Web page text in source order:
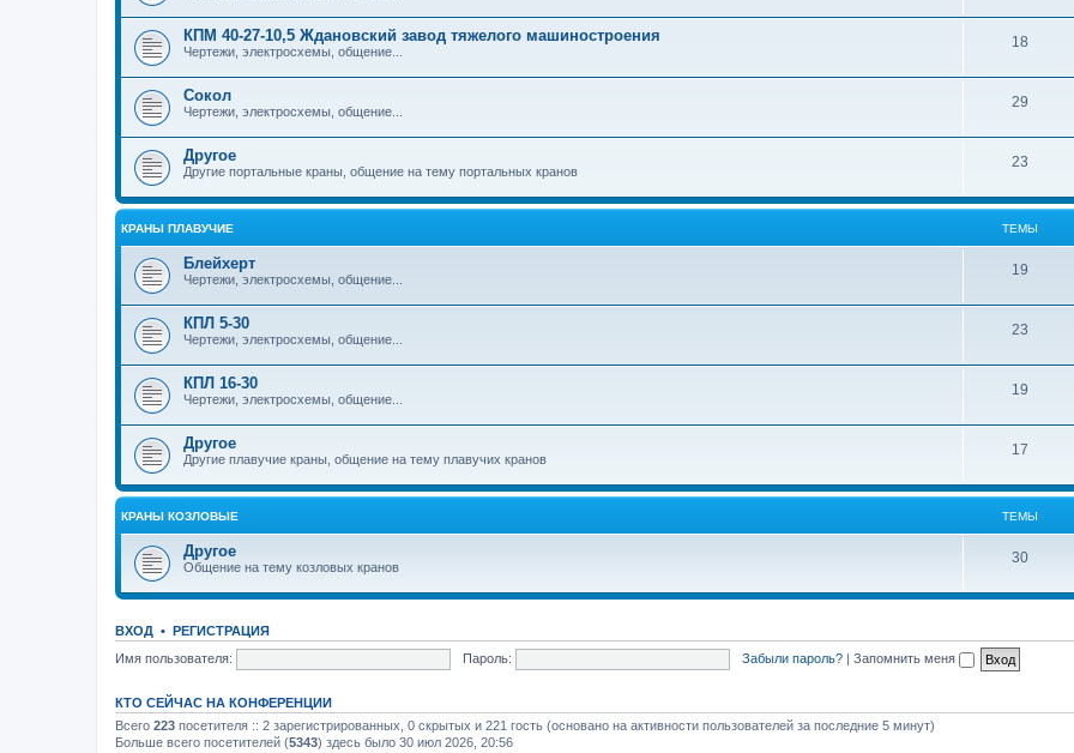
КПМ 40-27-10,5 Ждановский завод тяжелого машиностроения
Чертежи, электросхемы, общение...
18
Сокол
Чертежи, электросхемы, общение...
29
Другое
Другие портальные краны, общение на тему портальных кранов
23
КРАНЫ ПЛАВУЧИЕ ТЕМЫ
Блейхерт
Чертежи, электросхемы, общение...
19
КПЛ 5-30
Чертежи, электросхемы, общение...
23
КПЛ 16-30
Чертежи, электросхемы, общение...
19
Другое
Другие плавучие краны, общение на тему плавучих кранов
17
КРАНЫ КОЗЛОВЫЕ ТЕМЫ
Другое
Общение на тему козловых кранов
30
ВХОД • РЕГИСТРАЦИЯ
Имя пользователя:
Пароль: Забыли пароль? | Запомнить меня
КТО СЕЙЧАС НА КОНФЕРЕНЦИИ
Всего 223 посетителя :: 2 зарегистрированных, 0 скрытых и 221 гость (основано на активности пользователей за последние 5 минут)
Больше всего посетителей (5343) здесь было 30 июл 2026, 20:56